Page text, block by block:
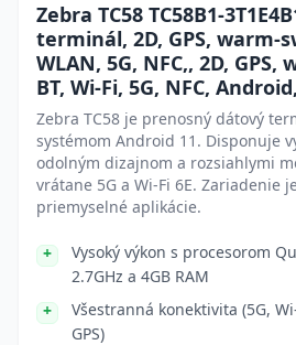
Zebra TC58 TC58B1-
terminál, 2D, GPS, warm-
WLAN, 5G, NFC,, 2D, GPS,
BT, Wi-Fi, 5G, NFC,
Zebra TC58 je prenosný dátový
systémom Android 11. Disponuje
odolným dizajnom a rozsiahlymi
vrátane 5G a Wi-Fi 6E. Zariadenie
priemyselné aplikácie.
Vysoký výkon s procesorom
2.7GHz a 4GB RAM
Všestranná konektivita (5G,
GPS)